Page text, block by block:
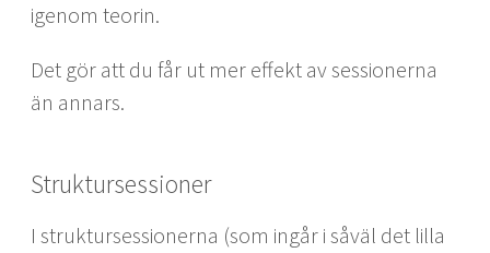
igenom teorin.
Det gör att du får ut mer effekt av sessionerna
än annars.
Struktursessioner
I struktursessionerna (som ingår i såväl det lilla